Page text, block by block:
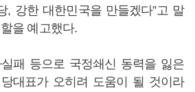
, 강한 대한민국을 만들겠다”고 말
을 예고했다.
패 등으로 국정쇄신 동력을 잃은
대표가 오히려 도움이 될 것이라